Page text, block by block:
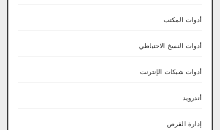
أدوات المكتب
أدوات النسخ الاحتياطي
أدوات شبكات الإنترنت
أندرويد
إدارة القرص